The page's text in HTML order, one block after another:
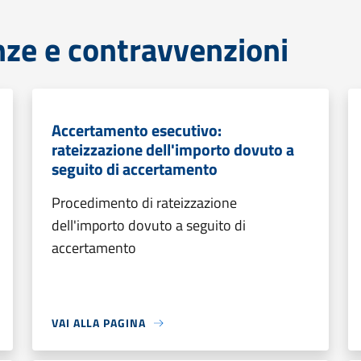
e contravvenzioni
Accertamento esecutivo:
rateizzazione dell'importo dovuto a
seguito di accertamento
Procedimento di rateizzazione
dell'importo dovuto a seguito di
accertamento
VAI ALLA PAGINA